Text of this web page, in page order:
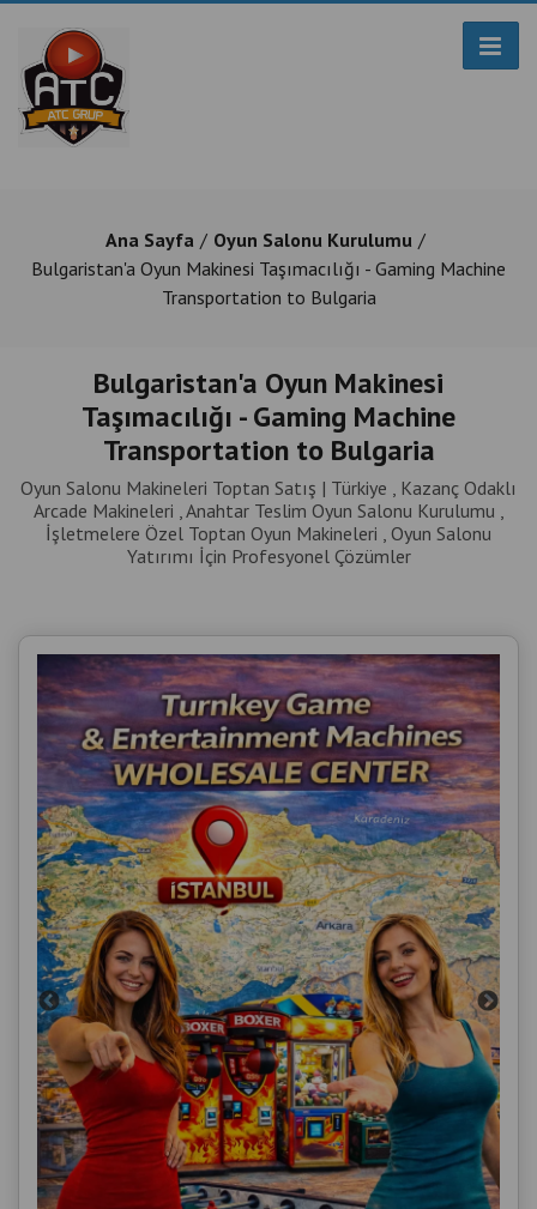
Ana Sayfa
Oyun Salonu Kurulumu
Bulgaristan'a Oyun Makinesi Taşımacılığı - Gaming Machine
Transportation to Bulgaria
Bulgaristan'a Oyun Makinesi
Taşımacılığı - Gaming Machine
Transportation to Bulgaria
Oyun Salonu Makineleri Toptan Satış | Türkiye , Kazanç Odaklı
Arcade Makineleri , Anahtar Teslim Oyun Salonu Kurulumu ,
İşletmelere Özel Toptan Oyun Makineleri , Oyun Salonu
Yatırımı İçin Profesyonel Çözümler